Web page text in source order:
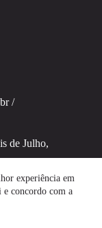
experiência em
e concordo com a
/
de Julho,